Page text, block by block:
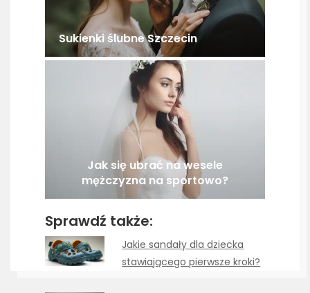
Sukienki ślubne Szczecin
Jak się ubrać na wesele
mężczyzna na sportowo?
Sprawdź także:
Jakie sandały dla dziecka
stawiającego pierwsze kroki?